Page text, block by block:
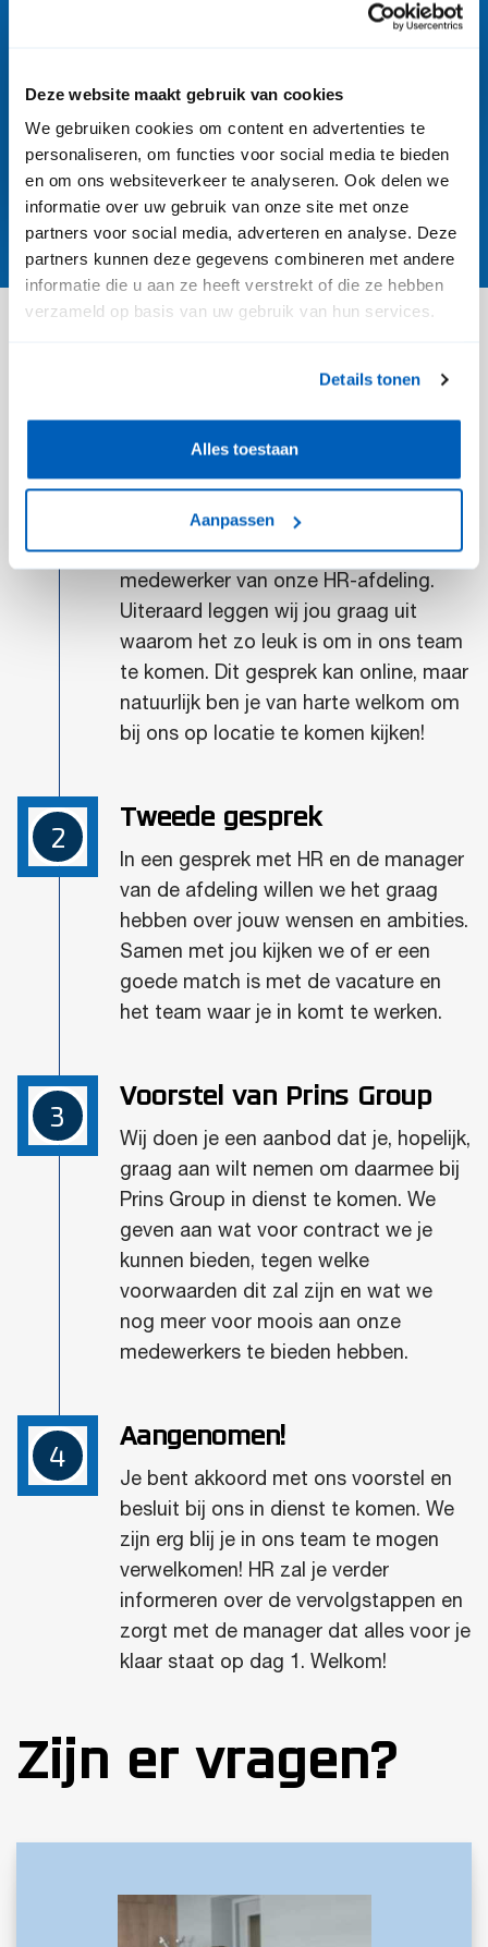
Deze website maakt gebruik van cookies
We gebruiken cookies om content en advertenties te
personaliseren, om functies voor social media te bieden
en om ons websiteverkeer te analyseren. Ook delen we
informatie over uw gebruik van onze site met onze
partners voor social media, adverteren en analyse. Deze
partners kunnen deze gegevens combineren met andere
informatie die u aan ze heeft verstrekt of die ze hebben
verzameld op basis van uw gebruik van hun services.
Details tonen
Alles toestaan
Aanpassen
Sollicitatieproces
1
Kennismaking
Je hebt een eerste
kennismakingsgesprek met een
medewerker van onze HR-afdeling.
Uiteraard leggen wij jou graag uit
waarom het zo leuk is om in ons team
te komen. Dit gesprek kan online, maar
natuurlijk ben je van harte welkom om
bij ons op locatie te komen kijken!
2
Tweede gesprek
In een gesprek met HR en de manager
van de afdeling willen we het graag
hebben over jouw wensen en ambities.
Samen met jou kijken we of er een
goede match is met de vacature en
het team waar je in komt te werken.
3
Voorstel van Prins Group
Wij doen je een aanbod dat je, hopelijk,
graag aan wilt nemen om daarmee bij
Prins Group in dienst te komen. We
geven aan wat voor contract we je
kunnen bieden, tegen welke
voorwaarden dit zal zijn en wat we
nog meer voor moois aan onze
medewerkers te bieden hebben.
4
Aangenomen!
Je bent akkoord met ons voorstel en
besluit bij ons in dienst te komen. We
zijn erg blij je in ons team te mogen
verwelkomen! HR zal je verder
informeren over de vervolgstappen en
zorgt met de manager dat alles voor je
klaar staat op dag 1. Welkom!
Zijn er vragen?